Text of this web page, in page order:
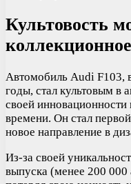
Культовость
Автомобиль Audi F103,
годы, стал культовым в
своей инновационности
времени. Он стал
новое направление в
Из-за своей
выпуска (менее 200